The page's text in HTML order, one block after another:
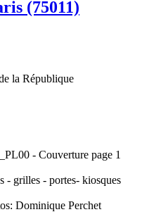
(75011)
la République
- Couverture page 1
- grilles - portes- kiosques
Dominique Perchet